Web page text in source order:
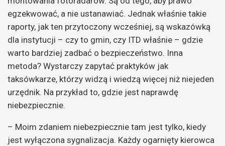
egzekwować, a nie ustanawiać. Jednak właśnie takie
raporty, jak ten przytoczony wcześniej, są wskazówką
dla instytucji – czy to gmin, czy ITD właśnie – gdzie
warto bardziej zadbać o bezpieczeństwo. Inna
metoda? Wystarczy zapytać praktyków jak
taksówkarze, którzy widzą i wiedzą więcej niż niejeden
urzędnik. Na przykład to, gdzie jest naprawdę
niebezpiecznie.
– Moim zdaniem niebezpiecznie tam jest tylko, kiedy
jest wyłączona sygnalizacja. Każdy ogarnięty kierowca